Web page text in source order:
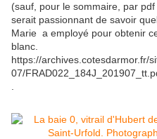
(sauf, pour le sommaire, par
serait passionnant de savoir
Marie a employé pour obtenir
blanc.
https://archives.cotesdarmor.fr/
07/